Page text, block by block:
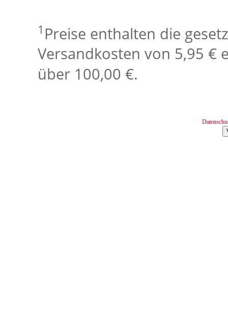
1 Preise enthalten die
Versandkosten von 5,95 €
über 100,00 €.